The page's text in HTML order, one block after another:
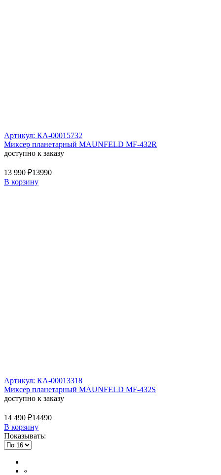
Артикул: КА-00015732
Миксер планетарный MAUNFELD MF-432R
доступно к заказу
13 990 ₽13990
В корзину
Артикул: КА-00013318
Миксер планетарный MAUNFELD MF-432S
доступно к заказу
14 490 ₽14490
В корзину
Показывать:
«